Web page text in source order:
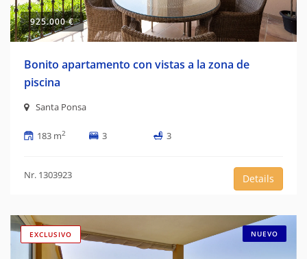
925.000 €
Bonito apartamento con vistas a la zona de
piscina
Santa Ponsa
183 m2 3 3
Nr. 1303923 Details
EXCLUSIVO NUEVO